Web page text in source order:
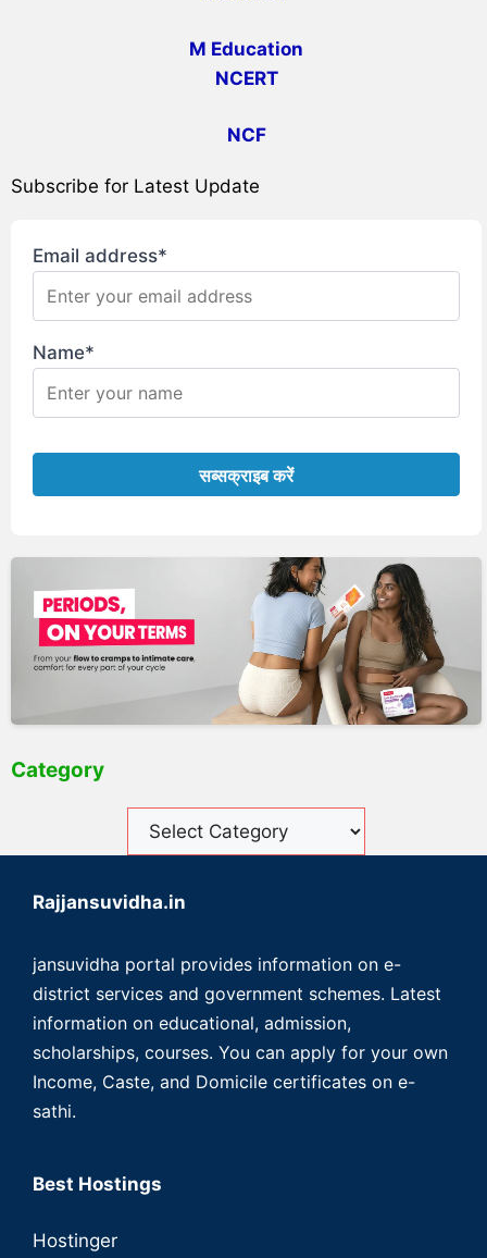
M Education
NCERT
NCF
Subscribe for Latest Update
Email address*
Name*
Category
Rajjansuvidha.in
jansuvidha portal provides information on e-
district services and government schemes. Latest
information on educational, admission,
scholarships, courses. You can apply for your own
Income, Caste, and Domicile certificates on e-
sathi.
Best Hostings
Hostinger